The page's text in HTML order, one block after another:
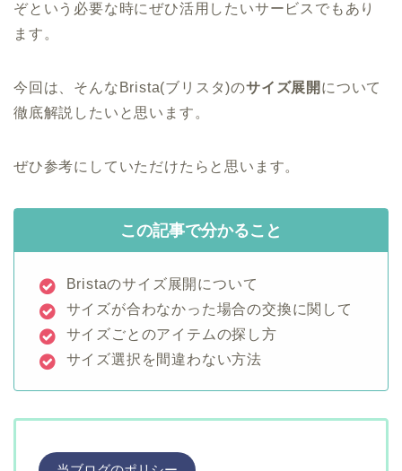
ぞという必要な時にぜひ活用したいサービスでもあり
ます。
今回は、そんなBrista(ブリスタ)のサイズ展開 について
徹底解説したいと思います。
ぜひ参考にしていただけたらと思います。
この記事で分かること
Bristaのサイズ展開について
サイズが合わなかった場合の交換に関して
サイズごとのアイテムの探し方
サイズ選択を間違わない方法